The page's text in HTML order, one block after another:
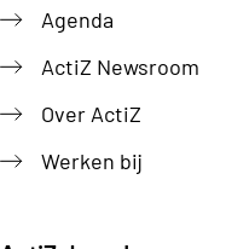
Agenda
ActiZ Newsroom
Over ActiZ
Werken bij